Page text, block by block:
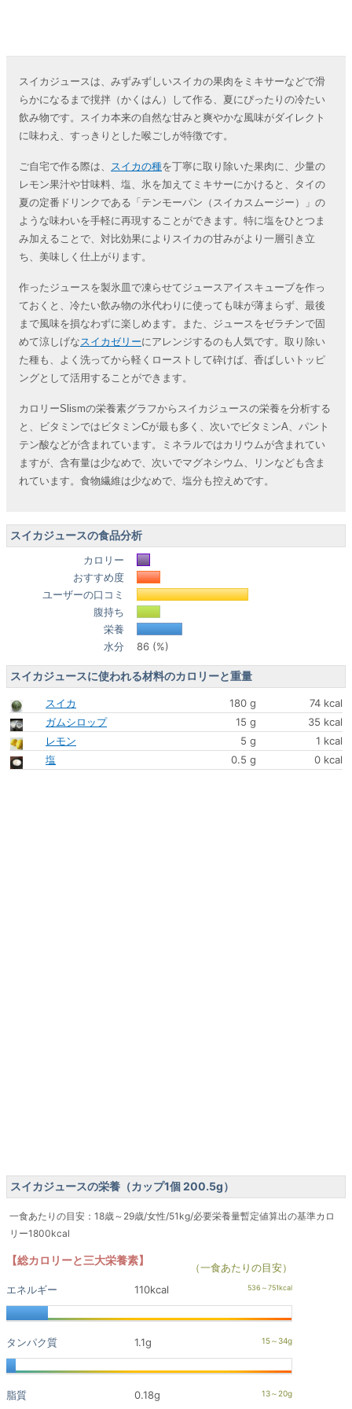
スイカジュースは、みずみずしいスイカの果肉をミキサーなどで滑
らかになるまで撹拌（かくはん）して作る、夏にぴったりの冷たい
飲み物です。スイカ本来の自然な甘みと爽やかな風味がダイレクト
に味わえ、すっきりとした喉ごしが特徴です。
ご自宅で作る際は、 スイカの種を丁寧に取り除いた果肉に、少量の
レモン果汁や甘味料、塩、氷を加えてミキサーにかけると、タイの
夏の定番ドリンクである「テンモーパン（スイカスムージー）」の
ような味わいを手軽に再現することができます。特に塩をひとつま
み加えることで、対比効果によりスイカの甘みがより一層引き立
ち、美味しく仕上がります。
作ったジュースを製氷皿で凍らせてジュースアイスキューブを作っ
ておくと、冷たい飲み物の氷代わりに使っても味が薄まらず、最後
まで風味を損なわずに楽しめます。また、ジュースをゼラチンで固
めて涼しげなスイカゼリーにアレンジするのも人気です。取り除い
た種も、よく洗ってから軽くローストして砕けば、香ばしいトッピ
ングとして活用することができます。
カロリーSlismの栄養素グラフからスイカジュースの栄養を分析する
と、ビタミンではビタミンCが最も多く、次いでビタミンA、パント
テン酸などが含まれています。ミネラルではカリウムが含まれてい
ますが、含有量は少なめで、次いでマグネシウム、リンなども含ま
れています。食物繊維は少なめで、塩分も控えめです。
スイカジュースの食品分析
カロリー
おすすめ度
ユーザーの口コミ
腹持ち
栄養
水分
86 (%)
スイカジュースに使われる材料のカロリーと重量
スイカ 180 g
74 kcal
ガムシロップ
15 g
35 kcal
レモン
5 g
1 kcal
塩
0.5 g 0 kcal
スイカジュースの栄養（カップ1個 200.5g）
一食あたりの目安：18歳～29歳/女性/51kg/必要栄養量暫定値算出の基準カロ
リー1800kcal
【総カロリーと三大栄養素】
（一食あたりの目安）
エネルギー
110kcal
タンパク質 1.1g
脂質 0.18g